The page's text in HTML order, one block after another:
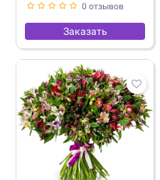
0 отзывов
Заказать